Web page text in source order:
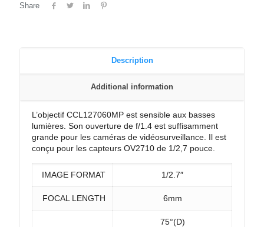
Share
Description
Additional information
L’objectif CCL127060MP est sensible aux basses
lumières. Son ouverture de f/1.4 est suffisamment
grande pour les caméras de vidéosurveillance. Il est
conçu pour les capteurs OV2710 de 1/2,7 pouce.
IMAGE FORMAT 1/2.7″
FOCAL LENGTH 6mm
75°(D)